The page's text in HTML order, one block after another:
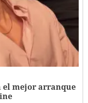
el mejor arranque